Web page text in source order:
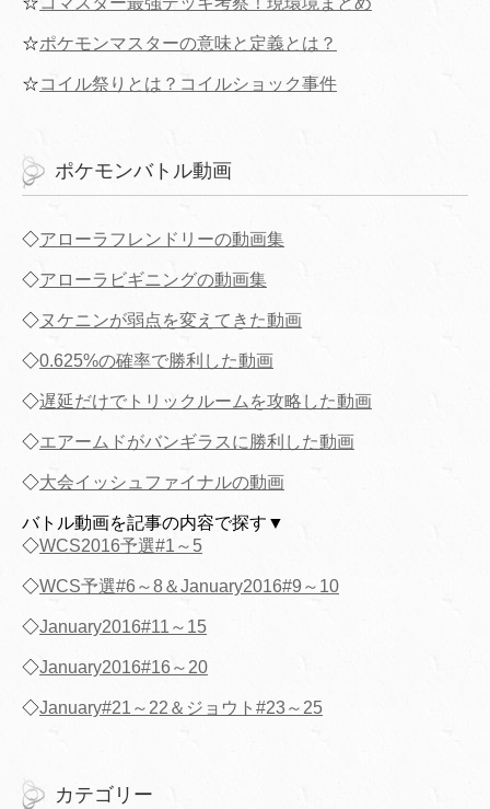
☆ポケモンマスターの意味と定義とは？
☆コイル祭りとは？コイルショック事件
ポケモンバトル動画
◇アローラフレンドリーの動画集
◇アローラビギニングの動画集
◇ヌケニンが弱点を変えてきた動画
◇0.625%の確率で勝利した動画
◇遅延だけでトリックルームを攻略した動画
◇エアームドがバンギラスに勝利した動画
◇大会イッシュファイナルの動画
バトル動画を記事の内容で探す▼
◇WCS2016予選#1～5
◇WCS予選#6～8＆January2016#9～10
◇January2016#11～15
◇January2016#16～20
◇January#21～22＆ジョウト#23～25
カテゴリー